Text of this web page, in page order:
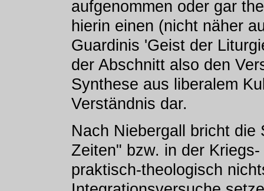
aufgenommen oder gar
hierin einen (nicht näher
Guardinis 'Geist der
der Abschnitt also den
Synthese aus liberalem
Verständnis dar.
Nach Niebergall bricht
Zeiten" bzw. in der
praktisch-theologisch